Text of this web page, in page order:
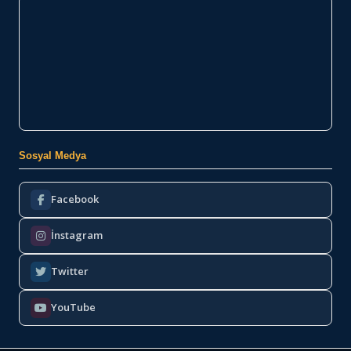
Sosyal Medya
Facebook
İnstagram
Twitter
YouTube